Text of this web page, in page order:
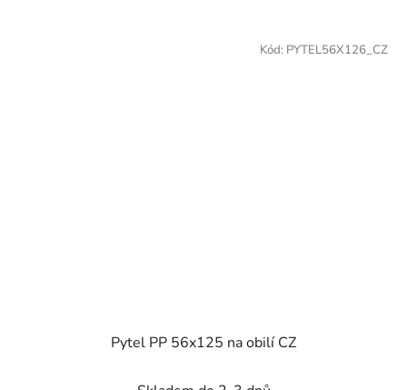
Pytel PP 56x125 na obilí CZ
Kód: PYTEL56X126_CZ